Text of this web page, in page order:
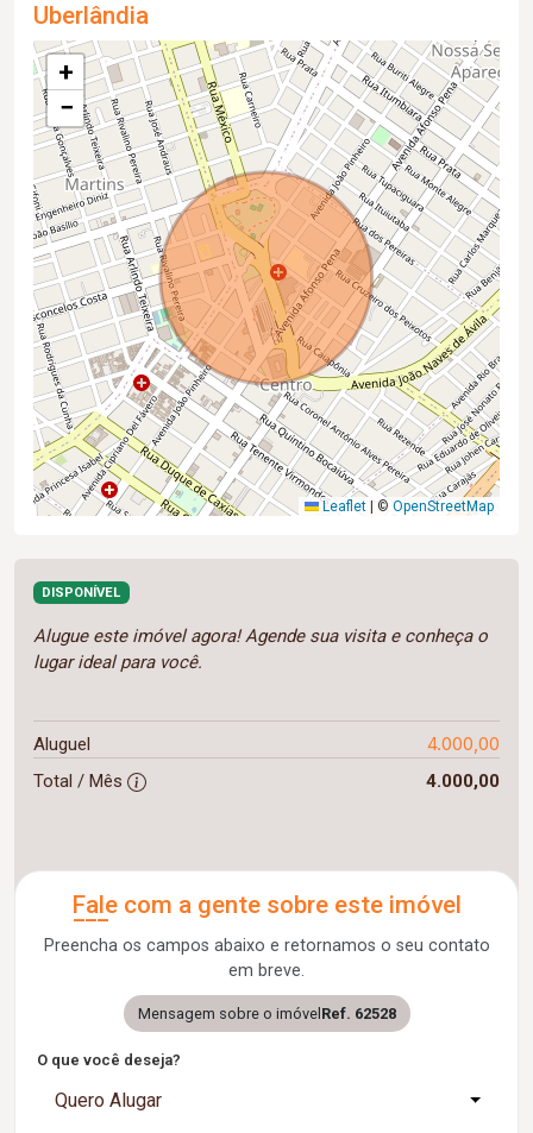
Uberlândia
+
−
Leaflet © OpenStreetMap
DISPONÍVEL
Alugue este imóvel agora! Agende sua visita e conheça o
lugar ideal para você.
Aluguel 4.000,00
Total / Mês 4.000,00
Fale com a gente sobre este imóvel
Preencha os campos abaixo e retornamos o seu contato
em breve.
Mensagem sobre o imóvel Ref. 62528
O que você deseja?
Quero Alugar